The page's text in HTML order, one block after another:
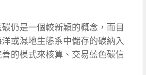
仍是一個較新穎的概念，而目
或濕地生態系中儲存的碳納入
的模式來核算、交易藍色碳信